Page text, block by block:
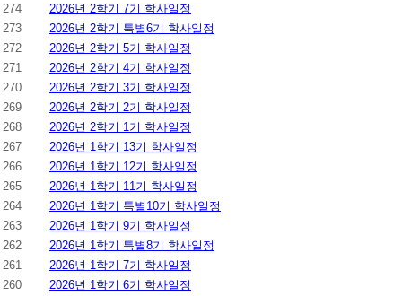
274
2026년 2학기 7기 학사일정
273
2026년 2학기 특별6기 학사일정
272
2026년 2학기 5기 학사일정
271
2026년 2학기 4기 학사일정
270
2026년 2학기 3기 학사일정
269
2026년 2학기 2기 학사일정
268
2026년 2학기 1기 학사일정
267
2026년 1학기 13기 학사일정
266
2026년 1학기 12기 학사일정
265
2026년 1학기 11기 학사일정
264
2026년 1학기 특별10기 학사일정
263
2026년 1학기 9기 학사일정
262
2026년 1학기 특별8기 학사일정
261
2026년 1학기 7기 학사일정
260
2026년 1학기 6기 학사일정